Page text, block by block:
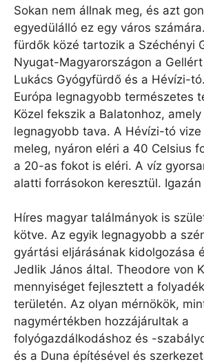
Sokan nem állnak meg, és azt
egyedülálló ez egy város
fürdők közé tartozik a Széchényi
Nyugat-Magyarországon a
Lukács Gyógyfürdő és a Hévízi-
Európa legnagyobb természetes
Közel fekszik a Balatonhoz,
legnagyobb tava. A Hévízi-tó vize
meleg, nyáron eléri a 40 Celsius
a 20-as fokot is eléri. A víz
alatti forrásokon keresztül.
Híres magyar találmányok is
kötve. Az egyik legnagyobb a
gyártási eljárásának kidolgozása
Jedlik János által. Theodore von
mennyiséget fejlesztett a
területén. Az olyan mérnökök,
nagymértékben hozzájárultak a
folyógazdálkodáshoz és -
és a Duna építésével és